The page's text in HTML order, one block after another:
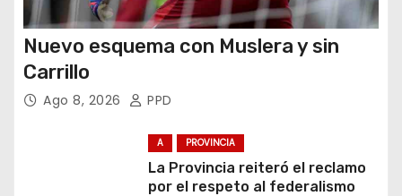
Nuevo esquema con Muslera y sin
Carrillo
Ago 8, 2026 PPD
A PROVINCIA
La Provincia reiteró el reclamo
por el respeto al federalismo